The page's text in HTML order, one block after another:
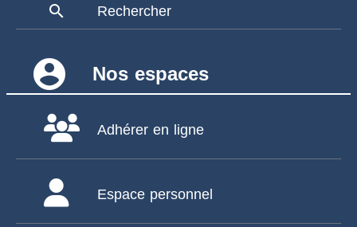
search Rechercher
account_circle Nos espaces
Adhérer en ligne
Espace personnel